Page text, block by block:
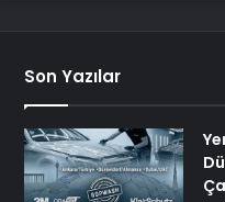
Son Yazılar